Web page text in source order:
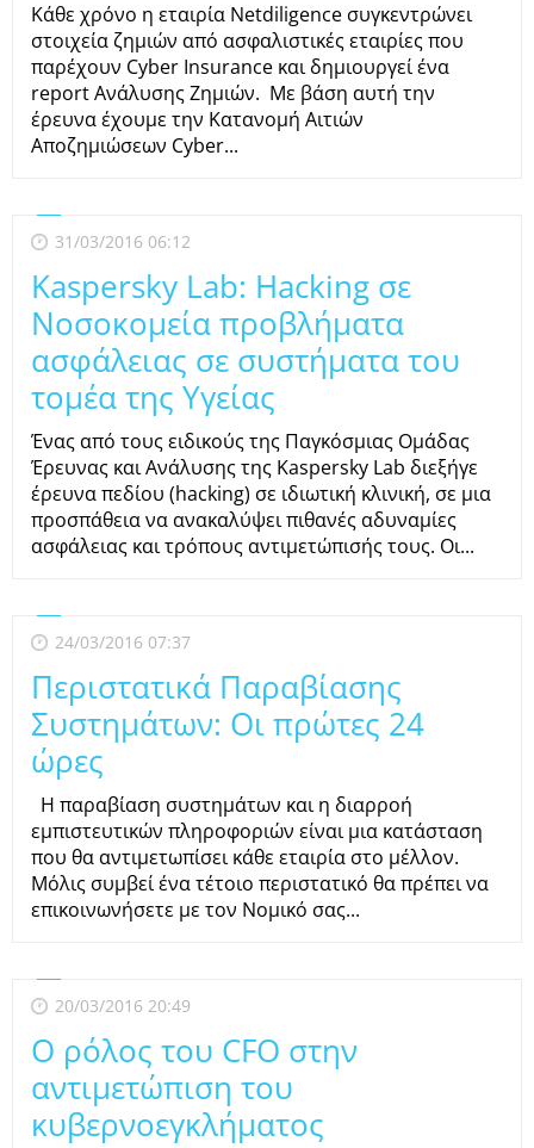
Κάθε χρόνο η εταιρία Netdiligence συγκεντρώνει
στοιχεία ζημιών από ασφαλιστικές εταιρίες που
παρέχουν Cyber Insurance και δημιουργεί ένα
report Ανάλυσης Ζημιών. Με βάση αυτή την
έρευνα έχουμε την Κατανομή Αιτιών
Αποζημιώσεων Cyber...
31/03/2016 06:12
Kaspersky Lab: Hacking σε
Νοσοκομεία προβλήματα
ασφάλειας σε συστήματα του
τομέα της Υγείας
Ένας από τους ειδικούς της Παγκόσμιας Ομάδας
Έρευνας και Ανάλυσης της Kaspersky Lab διεξήγε
έρευνα πεδίου (hacking) σε ιδιωτική κλινική, σε μια
προσπάθεια να ανακαλύψει πιθανές αδυναμίες
ασφάλειας και τρόπους αντιμετώπισής τους. Οι...
24/03/2016 07:37
Περιστατικά Παραβίασης
Συστημάτων: Oι πρώτες 24
ώρες
H παραβίαση συστημάτων και η διαρροή
εμπιστευτικών πληροφοριών είναι μια κατάσταση
που θα αντιμετωπίσει κάθε εταιρία στο μέλλον.
Μόλις συμβεί ένα τέτοιο περιστατικό θα πρέπει να
επικοινωνήσετε με τον Νομικό σας...
20/03/2016 20:49
Ο ρόλος του CFO στην
αντιμετώπιση του
κυβερνοεγκλήματος